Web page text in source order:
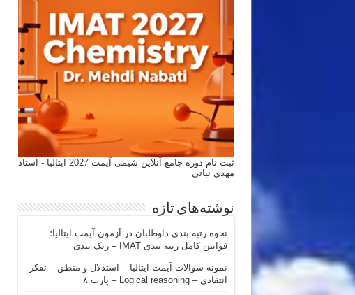
ثبت نام دوره جامع آنلاین شیمی آیمت 2027 ایتالیا - استاد
مهدی نباتی
نوشته‌های تازه
نحوه رتبه بندی داوطلبان در آزمون آیمت ایتالیا؛
قوانین کامل رتبه بندی IMAT – رنک بندی
نمونه سوالات آیمت ایتالیا – استدلال و منطق – تفکر
انتقادی – Logical reasoning – پارت ۸